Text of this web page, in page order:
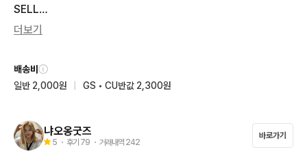
SELL
유나 yuna 0.3
채령 chaeryeong 0.2
* 배송비 별도 (포카 및 폴라는 일반택배시 준등기로 보내드립니
다)
더보기
배송비
일반 2,000원
GS • CU반값 2,300원
냐오옹굿즈
5 ・ 후기 79 ・ 거래내역 242
바로가기